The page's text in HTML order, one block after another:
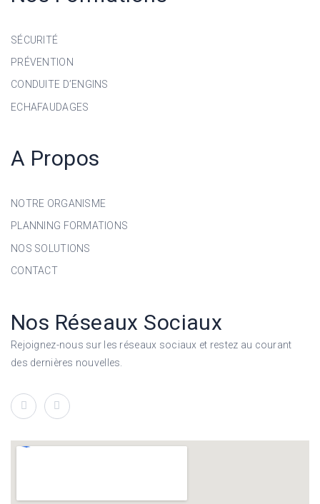
SÉCURITÉ
PRÉVENTION
CONDUITE D’ENGINS
ECHAFAUDAGES
A Propos
NOTRE ORGANISME
PLANNING FORMATIONS
NOS SOLUTIONS
CONTACT
Nos Réseaux Sociaux
Rejoignez-nous sur les réseaux sociaux et restez au courant
des dernières nouvelles.